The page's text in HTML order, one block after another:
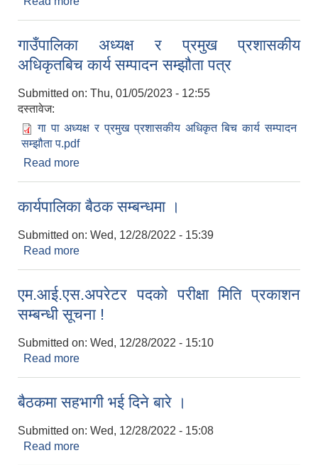
गाउँपालिका अध्यक्ष र प्रमुख प्रशासकीय
अधिकृतबिच कार्य सम्पादन सम्झौता पत्र
Submitted on: Thu, 01/05/2023 - 12:55
दस्तावेज:
गा पा अध्यक्ष र प्रमुख प्रशासकीय अधिकृत बिच कार्य सम्पादन
सम्झौता प.pdf
Read more
कार्यपालिका बैठक सम्बन्धमा ।
Submitted on: Wed, 12/28/2022 - 15:39
Read more
एम.आई.एस.अपरेटर पदकाे परीक्षा मिति प्रकाशन
सम्बन्धी सूचना !
Submitted on: Wed, 12/28/2022 - 15:10
Read more
बैठकमा सहभागी भई दिने बारे ।
Submitted on: Wed, 12/28/2022 - 15:08
Read more